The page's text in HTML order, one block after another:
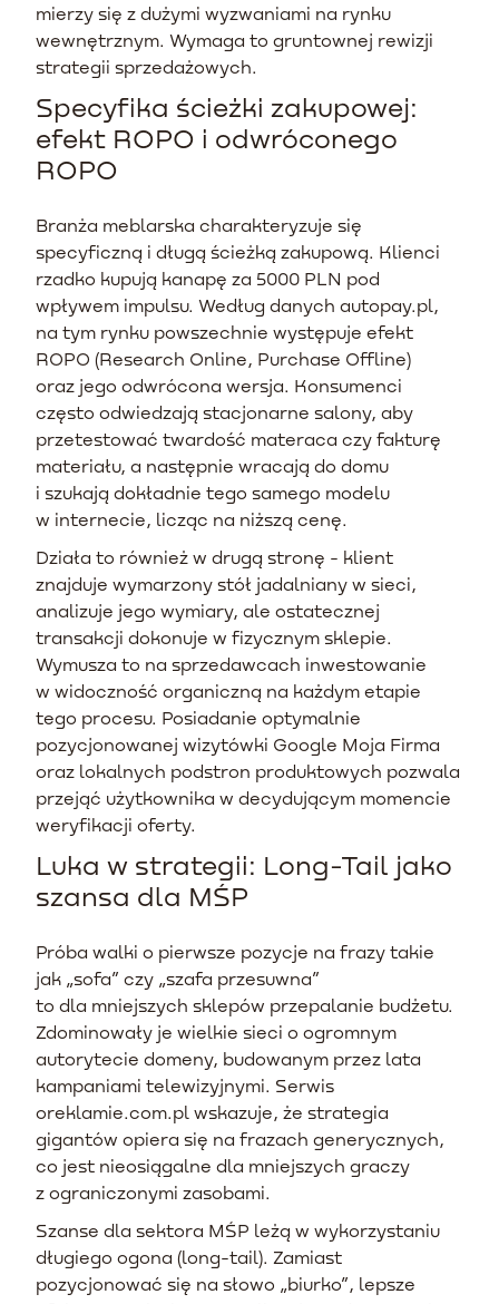
mierzy się z dużymi wyzwaniami na rynku
wewnętrznym. Wymaga to gruntownej rewizji
strategii sprzedażowych.
Specyfika ścieżki zakupowej:
efekt ROPO i odwróconego
ROPO
Branża meblarska charakteryzuje się
specyficzną i długą ścieżką zakupową. Klienci
rzadko kupują kanapę za 5000 PLN pod
wpływem impulsu. Według danych autopay.pl,
na tym rynku powszechnie występuje efekt
ROPO (Research Online, Purchase Offline)
oraz jego odwrócona wersja. Konsumenci
często odwiedzają stacjonarne salony, aby
przetestować twardość materaca czy fakturę
materiału, a następnie wracają do domu
i szukają dokładnie tego samego modelu
w internecie, licząc na niższą cenę.
Działa to również w drugą stronę - klient
znajduje wymarzony stół jadalniany w sieci,
analizuje jego wymiary, ale ostatecznej
transakcji dokonuje w fizycznym sklepie.
Wymusza to na sprzedawcach inwestowanie
w widoczność organiczną na każdym etapie
tego procesu. Posiadanie optymalnie
pozycjonowanej wizytówki Google Moja Firma
oraz lokalnych podstron produktowych pozwala
przejąć użytkownika w decydującym momencie
weryfikacji oferty.
Luka w strategii: Long-Tail jako
szansa dla MŚP
Próba walki o pierwsze pozycje na frazy takie
jak „sofa” czy „szafa przesuwna”
to dla mniejszych sklepów przepalanie budżetu.
Zdominowały je wielkie sieci o ogromnym
autorytecie domeny, budowanym przez lata
kampaniami telewizyjnymi. Serwis
oreklamie.com.pl wskazuje, że strategia
gigantów opiera się na frazach generycznych,
co jest nieosiągalne dla mniejszych graczy
z ograniczonymi zasobami.
Szanse dla sektora MŚP leżą w wykorzystaniu
długiego ogona (long-tail). Zamiast
pozycjonować się na słowo „biurko”, lepsze